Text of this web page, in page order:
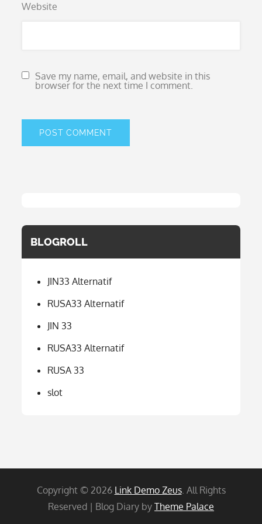
Website
Save my name, email, and website in this
browser for the next time I comment.
BLOGROLL
JIN33 Alternatif
RUSA33 Alternatif
JIN 33
RUSA33 Alternatif
RUSA 33
slot
Copyright © 2026 Link Demo Zeus. All Rights
Reserved | Blog Diary by Theme Palace